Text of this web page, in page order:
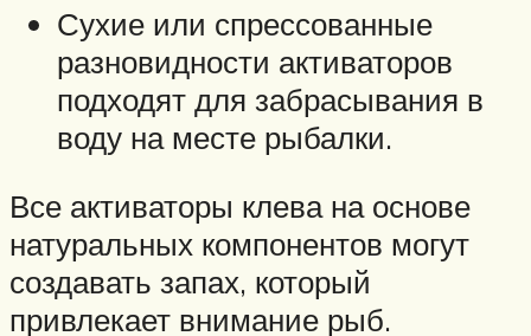
Сухие или спрессованные
разновидности активаторов
подходят для забрасывания в
воду на месте рыбалки.
Все активаторы клева на основе
натуральных компонентов могут
создавать запах, который
привлекает внимание рыб.